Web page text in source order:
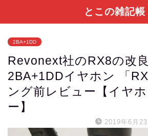
とこの雑記帳
2BA+1DD
Revonext社のRX8の改
2BA+1DDイヤホン 「
ング前レビュー【イヤホ
ー】
2019年6月23